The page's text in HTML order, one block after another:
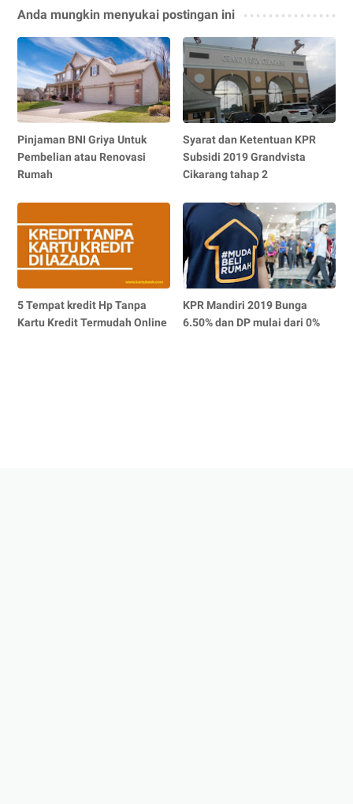
Anda mungkin menyukai postingan ini
Pinjaman BNI Griya Untuk
Pembelian atau Renovasi
Rumah
Syarat dan Ketentuan KPR
Subsidi 2019 Grandvista
Cikarang tahap 2
5 Tempat kredit Hp Tanpa
Kartu Kredit Termudah Online
KPR Mandiri 2019 Bunga
6.50% dan DP mulai dari 0%